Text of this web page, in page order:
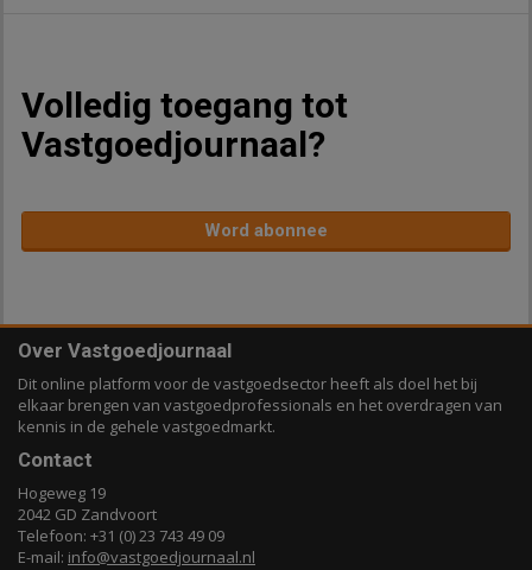
Volledig toegang tot
Vastgoedjournaal?
Word abonnee
Over Vastgoedjournaal
Dit online platform voor de vastgoedsector heeft als doel het bij
elkaar brengen van vastgoedprofessionals en het overdragen van
kennis in de gehele vastgoedmarkt.
Contact
Hogeweg 19
2042 GD Zandvoort
Telefoon: +31 (0) 23 743 49 09
E-mail: info@vastgoedjournaal.nl